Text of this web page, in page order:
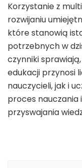
Korzystanie z
rozwijaniu
które stanowią
potrzebnych w
czynniki
edukacji przynosi
nauczycieli, jak i
proces nauczania
przyswajania